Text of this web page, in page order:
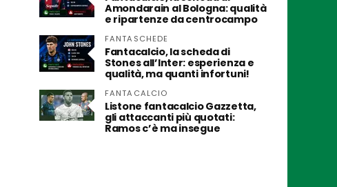
Amondarain al Bologna: qualità
e ripartenze da centrocampo
FANTASCHEDE
Fantacalcio, la scheda di
Stones all’Inter: esperienza e
qualità, ma quanti infortuni!
FANTACALCIO
Listone fantacalcio Gazzetta,
gli attaccanti più quotati:
Ramos c’è ma insegue